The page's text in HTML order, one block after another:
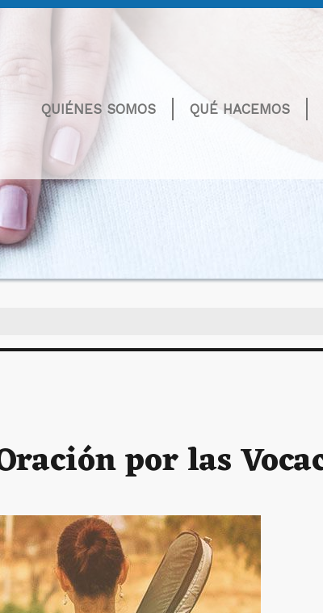
QUIÉNES SOMOS QUÉ HACEMOS
por las